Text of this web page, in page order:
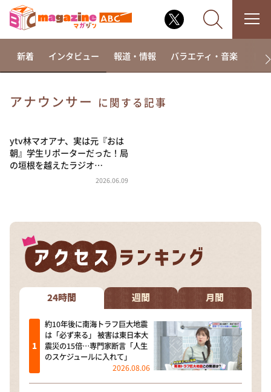
相席食堂
これ余談なんですけど・・・
～人生密着トークバラエティ！～ やすとものいたっ
河合＆A.B.C-Z塚田×福井アナ「なんでやねん！？」
（news おかえり）
DAIGOも台所 ～きょうの献立 何にする？～
本日はダイアンなり！シーズン２
朝だ！生です旅サラダ
教えて！ニュースライブ 正義のミカタ
ＬＩＦＥ～夢のカタチ～
新婚さんいらっしゃい！
新着 インタビュー 報道・情報 バラエティ・音楽 ド
アナウンサー に関する記事
ytv林マオアナ、実は元『おは
朝』学生リポーターだった！局
の垣根を越えたラジオ…
2026.06.09
24時間 週間 月間
約10年後に南海トラフ巨大地震
は「必ず来る」 被害は東日本大
震災の15倍…専門家断言「人生
のスケジュールに入れて」
2026.08.06